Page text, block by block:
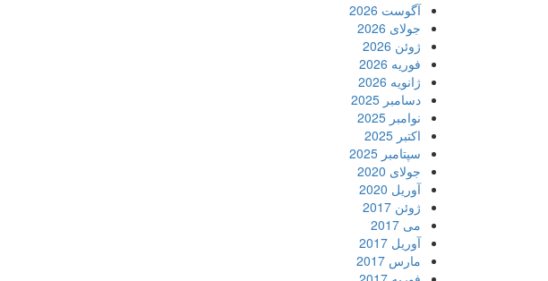
آگوست 2026
جولای 2026
ژوئن 2026
فوریه 2026
ژانویه 2026
دسامبر 2025
نوامبر 2025
اکتبر 2025
سپتامبر 2025
جولای 2020
آوریل 2020
ژوئن 2017
می 2017
آوریل 2017
مارس 2017